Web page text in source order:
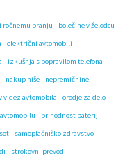
ročnemu pranju
bolečine v želodcu
električni avtomobili
izkušnja s popravilom telefona
nakup hiše
nepremičnine
videz avtomobila
orodje za delo
prihodnost baterij
samoplačniško zdravstvo
strokovni prevodi